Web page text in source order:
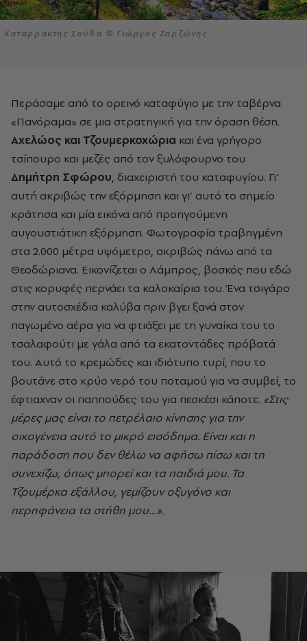
Καταρράκτης Σούδα © Γιώργος Ζαρζώνης
Περάσαμε από το ορεινό καταφύγιο με την ταβέρνα
«Πανόραμα» σε μια στρατηγική για την όραση θέση.
Αχελώος και Τζουμερκοχώρια και ένα γρήγορο
τσίπουρο και μεζές από τον ξυλόφουρνο του
Δημήτρη Σφώρου, διαχειριστή του καταφυγίου. Γι’
αυτή ακριβώς την εξόρμηση και γι’ αυτό το σημείο
κράτησα και μία εικόνα από προηγούμενη
αυγουστιάτικη εξόρμηση. Φωτογραφία τραβηγμένη
στα 2.000 μέτρα υψόμετρο, ακριβώς πάνω από τα
Θεοδώριανα. Εικονίζεται ο Λάμπρος, βοσκός που εδώ
στις κορυφές περνάει τα καλοκαίρια του. Ένα τσιγάρο
στην αυτοσχέδια καλύβα πριν βγει ξανά στον
παγωμένο αέρα για να φτιάξει με τη γυναίκα του το
τσαλαφούτι με γάλα από τα εκατοντάδες πρόβατά
του. Αυτό το κρεμώδες και ιδιότυπο τυρί, που το
βουτάνε στο κρύο νερό του ποταμού για να συμβεί, το
έφτιαχναν οι παππούδες του για πεσκέσι κάποτε. «Στις
μέρες μας είναι το πετρέλαιο κίνησης για την
οικογένεια αυτό το μικρό εισόδημα. Είναι και η
παράδοση που δεν θέλω να αφήσω πίσω και τη
συνεχίζω, όπως μπορεί και τα παιδιά μου. Τα
Τζουμέρκα εξάλλου, γεμίζουν οξυγόνο και
περηφάνεια τα στήθη μου…».